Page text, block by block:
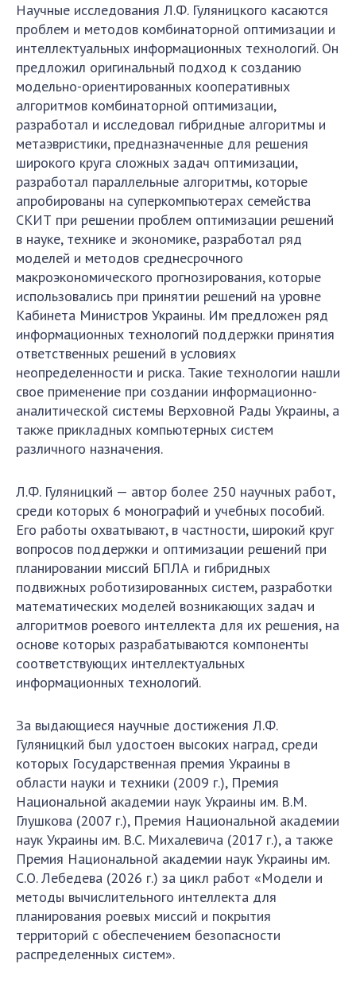
Научные исследования Л.Ф. Гуляницкого касаются
проблем и методов комбинаторной оптимизации и
интеллектуальных информационных технологий. Он
предложил оригинальный подход к созданию
модельно-ориентированных кооперативных
алгоритмов комбинаторной оптимизации,
разработал и исследовал гибридные алгоритмы и
метаэвристики, предназначенные для решения
широкого круга сложных задач оптимизации,
разработал параллельные алгоритмы, которые
апробированы на суперкомпьютерах семейства
СКИТ при решении проблем оптимизации решений
в науке, технике и экономике, разработал ряд
моделей и методов среднесрочного
макроэкономического прогнозирования, которые
использовались при принятии решений на уровне
Кабинета Министров Украины. Им предложен ряд
информационных технологий поддержки принятия
ответственных решений в условиях
неопределенности и риска. Такие технологии нашли
свое применение при создании информационно-
аналитической системы Верховной Рады Украины, а
также прикладных компьютерных систем
различного назначения.
Л.Ф. Гуляницкий — автор более 250 научных работ,
среди которых 6 монографий и учебных пособий.
Его работы охватывают, в частности, широкий круг
вопросов поддержки и оптимизации решений при
планировании миссий БПЛА и гибридных
подвижных роботизированных систем, разработки
математических моделей возникающих задач и
алгоритмов роевого интеллекта для их решения, на
основе которых разрабатываются компоненты
соответствующих интеллектуальных
информационных технологий.
За выдающиеся научные достижения Л.Ф.
Гуляницкий был удостоен высоких наград, среди
которых Государственная премия Украины в
области науки и техники (2009 г.), Премия
Национальной академии наук Украины им. В.М.
Глушкова (2007 г.), Премия Национальной академии
наук Украины им. В.С. Михалевича (2017 г.), а также
Премия Национальной академии наук Украины им.
С.О. Лебедева (2026 г.) за цикл работ «Модели и
методы вычислительного интеллекта для
планирования роевых миссий и покрытия
территорий с обеспечением безопасности
распределенных систем».